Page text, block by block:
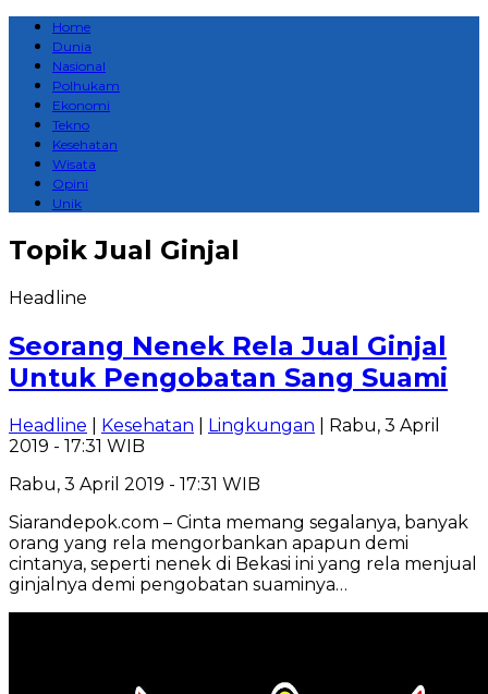
Home
Dunia
Nasional
Polhukam
Ekonomi
Tekno
Kesehatan
Wisata
Opini
Unik
Topik Jual Ginjal
Headline
Seorang Nenek Rela Jual Ginjal
Untuk Pengobatan Sang Suami
Headline Kesehatan Lingkungan | Rabu, 3 April
2019 - 17:31 WIB
Rabu, 3 April 2019 - 17:31 WIB
Siarandepok.com – Cinta memang segalanya, banyak
orang yang rela mengorbankan apapun demi
cintanya, seperti nenek di Bekasi ini yang rela menjual
ginjalnya demi pengobatan suaminya…